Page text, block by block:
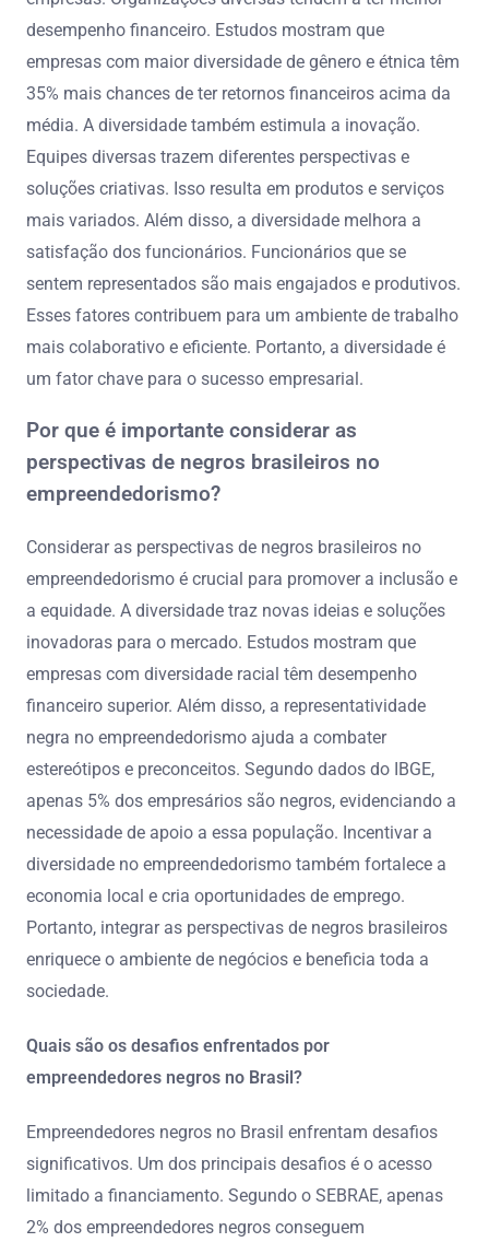
desempenho financeiro. Estudos mostram que
empresas com maior diversidade de gênero e étnica têm
35% mais chances de ter retornos financeiros acima da
média. A diversidade também estimula a inovação.
Equipes diversas trazem diferentes perspectivas e
soluções criativas. Isso resulta em produtos e serviços
mais variados. Além disso, a diversidade melhora a
satisfação dos funcionários. Funcionários que se
sentem representados são mais engajados e produtivos.
Esses fatores contribuem para um ambiente de trabalho
mais colaborativo e eficiente. Portanto, a diversidade é
um fator chave para o sucesso empresarial.
Por que é importante considerar as
perspectivas de negros brasileiros no
empreendedorismo?
Considerar as perspectivas de negros brasileiros no
empreendedorismo é crucial para promover a inclusão e
a equidade. A diversidade traz novas ideias e soluções
inovadoras para o mercado. Estudos mostram que
empresas com diversidade racial têm desempenho
financeiro superior. Além disso, a representatividade
negra no empreendedorismo ajuda a combater
estereótipos e preconceitos. Segundo dados do IBGE,
apenas 5% dos empresários são negros, evidenciando a
necessidade de apoio a essa população. Incentivar a
diversidade no empreendedorismo também fortalece a
economia local e cria oportunidades de emprego.
Portanto, integrar as perspectivas de negros brasileiros
enriquece o ambiente de negócios e beneficia toda a
sociedade.
Quais são os desafios enfrentados por
empreendedores negros no Brasil?
Empreendedores negros no Brasil enfrentam desafios
significativos. Um dos principais desafios é o acesso
limitado a financiamento. Segundo o SEBRAE, apenas
2% dos empreendedores negros conseguem